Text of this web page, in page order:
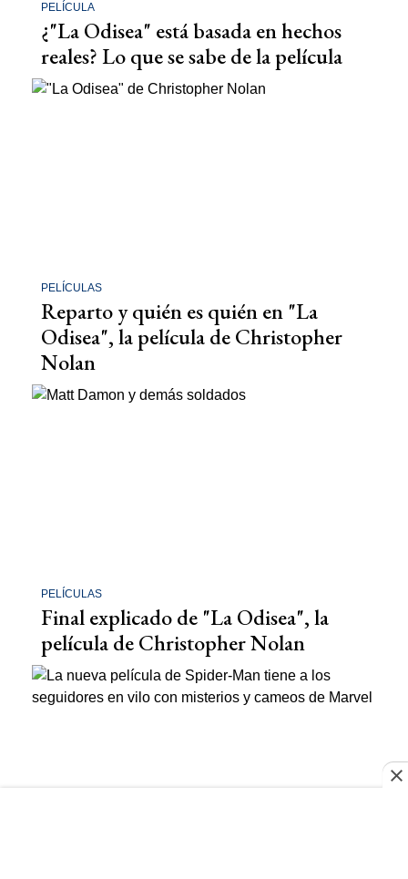
PELÍCULA
¿"La Odisea" está basada en hechos
reales? Lo que se sabe de la película
PELÍCULAS
Reparto y quién es quién en "La
Odisea", la película de Christopher
Nolan
PELÍCULAS
Final explicado de "La Odisea", la
película de Christopher Nolan